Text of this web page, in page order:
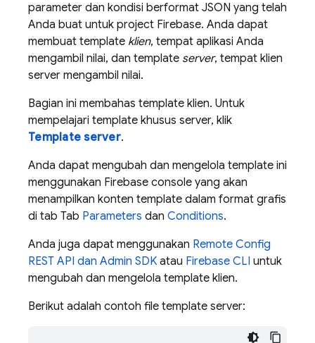
parameter dan kondisi berformat JSON yang telah
Anda buat untuk project Firebase. Anda dapat
membuat template klien, tempat aplikasi Anda
mengambil nilai, dan template server, tempat klien
server mengambil nilai.
Bagian ini membahas template klien. Untuk
mempelajari template khusus server, klik
Template server.
Anda dapat mengubah dan mengelola template ini
menggunakan Firebase console yang akan
menampilkan konten template dalam format grafis
di tab Tab Parameters dan Conditions.
Anda juga dapat menggunakan Remote Config
REST API dan Admin SDK atau Firebase CLI untuk
mengubah dan mengelola template klien.
Berikut adalah contoh file template server: